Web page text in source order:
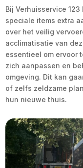
Bij Verhuisservice
speciale items extra
over het veilig
acclimatisatie van
essentieel om ervoor
zich aanpassen en
omgeving. Dit kan
of zelfs zeldzame
hun nieuwe thuis.